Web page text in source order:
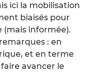
ici la mobilisation
biaisés pour
informée).
: en
et en terme
faire avancer le